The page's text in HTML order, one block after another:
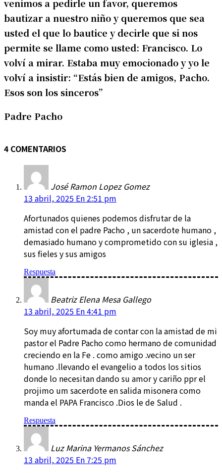
venimos a pedirle un favor, queremos
bautizar a nuestro niño y queremos que sea
usted el que lo bautice y decirle que si nos
permite se llame como usted: Francisco. Lo
volví a mirar. Estaba muy emocionado y yo le
volví a insistir: “Estás bien de amigos, Pacho.
Esos son los sinceros”
Padre Pacho
4 COMENTARIOS
José Ramon Lopez Gomez
13 abril, 2025 En 2:51 pm
Afortunados quienes podemos disfrutar de la
amistad con el padre Pacho , un sacerdote humano ,
demasiado humano y comprometido con su iglesia ,
sus fieles y sus amigos
Respuesta
Beatriz Elena Mesa Gallego
13 abril, 2025 En 4:41 pm
Soy muy afortumada de contar con la amistad de mi
pastor el Padre Pacho como hermano de comunidad
creciendo en la Fe . como amigo .vecino un ser
humano .llevando el evangelio a todos los sitios
donde lo necesitan dando su amor y cariño ppr el
projimo um sacerdote en salida misonera como
manda el PAPA Francisco .Dios le de Salud .
Respuesta
Luz Marina Yermanos Sánchez
13 abril, 2025 En 7:25 pm